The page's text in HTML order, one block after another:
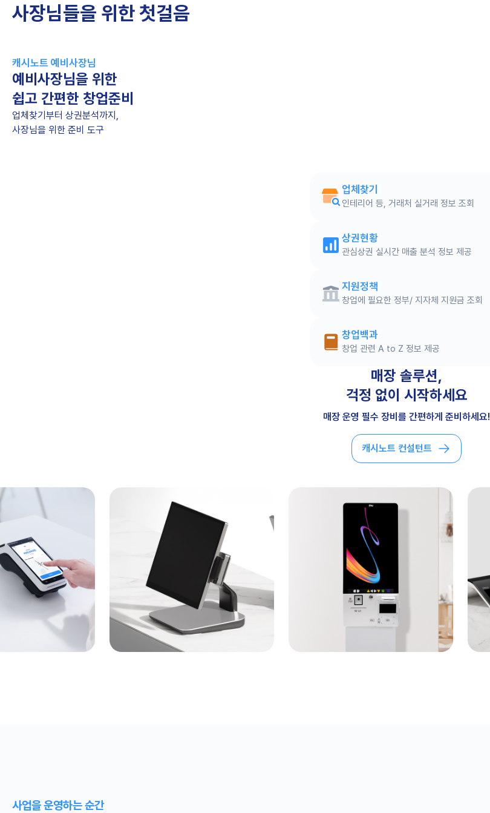
사장님들을 위한 첫걸음
캐시노트 예비사장님
예비사장님을 위한
쉽고 간편한 창업준비
업체찾기부터 상권분석까지,
사장님을 위한 준비 도구
업체찾기
인테리어 등, 거래처 실거래 정보 조회
상권현황
관심상권 실시간 매출 분석 정보 제공
지원정책
창업에 필요한 정부/ 지자체 지원금 조회
창업백과
창업 관련 A to Z 정보 제공
매장 솔루션,
걱정 없이 시작하세요
매장 운영 필수 장비를 간편하게 준비하세요!
캐시노트 컨설턴트
사업을 운영하는 순간